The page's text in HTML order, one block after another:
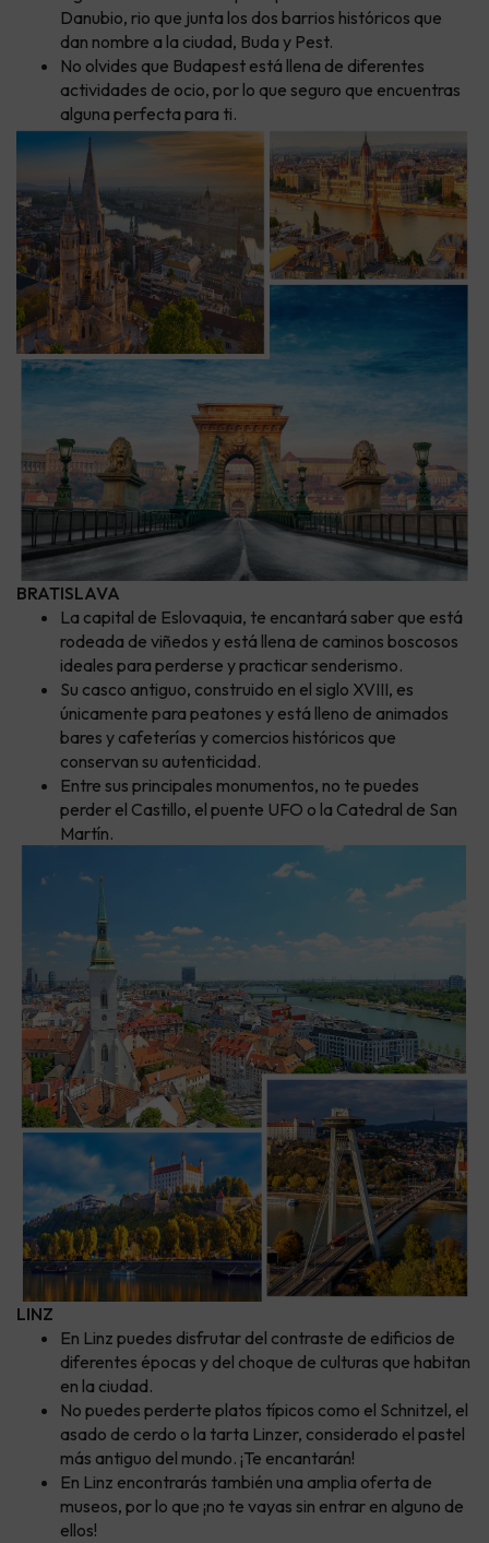
Danubio, rio que junta los dos barrios históricos que
dan nombre a la ciudad, Buda y Pest.
No olvides que Budapest está llena de diferentes
actividades de ocio, por lo que seguro que encuentras
alguna perfecta para ti.
BRATISLAVA
La capital de Eslovaquia, te encantará saber que está
rodeada de viñedos y está llena de caminos boscosos
ideales para perderse y practicar senderismo.
Su casco antiguo, construido en el siglo XVIII, es
únicamente para peatones y está lleno de animados
bares y cafeterías y comercios históricos que
conservan su autenticidad.
Entre sus principales monumentos, no te puedes
perder el Castillo, el puente UFO o la Catedral de San
Martín.
LINZ
En Linz puedes disfrutar del contraste de edificios de
diferentes épocas y del choque de culturas que habitan
en la ciudad.
No puedes perderte platos típicos como el Schnitzel, el
asado de cerdo o la tarta Linzer, considerado el pastel
más antiguo del mundo. ¡Te encantarán!
En Linz encontrarás también una amplia oferta de
museos, por lo que ¡no te vayas sin entrar en alguno de
ellos!